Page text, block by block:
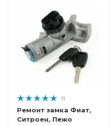
11
Ремонт замка Фиат,
Ситроен, Пежо